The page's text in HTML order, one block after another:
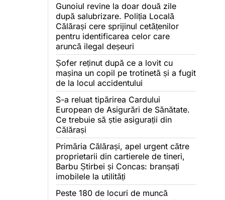
Gunoiul revine la doar două zile
după salubrizare. Poliția Locală
Călărași cere sprijinul cetățenilor
pentru identificarea celor care
aruncă ilegal deșeuri
Șofer reținut după ce a lovit cu
mașina un copil pe trotinetă și a fugit
de la locul accidentului
S-a reluat tipărirea Cardului
European de Asigurări de Sănătate.
Ce trebuie să știe asigurații din
Călărași
Primăria Călărași, apel urgent către
proprietarii din cartierele de tineri,
Barbu Știrbei și Concas: branșați
imobilele la utilități
Peste 180 de locuri de muncă